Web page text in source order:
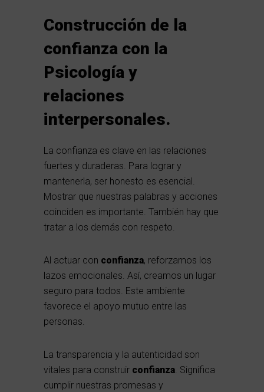
Construcción de la
confianza con la
Psicología y
relaciones
interpersonales.
La confianza es clave en las relaciones
fuertes y duraderas. Para lograr y
mantenerla, ser honesto es esencial.
Mostrar que nuestras palabras y acciones
coinciden es importante. También hay que
tratar a los demás con respeto.
Al actuar con confianza, reforzamos los
lazos emocionales. Así, creamos un lugar
seguro para todos. Este ambiente
favorece el apoyo mutuo entre las
personas.
La transparencia y la autenticidad son
vitales para construir confianza. Significa
cumplir nuestras promesas y